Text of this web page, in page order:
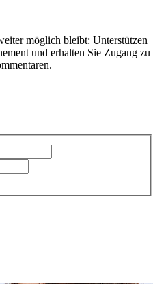
möglich bleibt: Unterstützen
und erhalten Sie Zugang zu